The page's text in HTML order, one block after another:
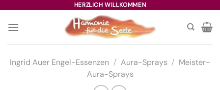
springen
HERZLICH WILLKOMMEN
Ingrid Auer Engel-Essenzen / Aura-Sprays / Meister-
Aura-Sprays